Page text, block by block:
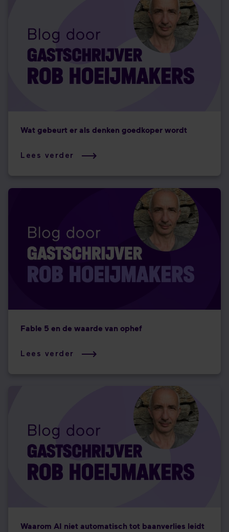
Wat gebeurt er als denken goedkoper wordt
Lees verder
Fable 5 en de waarde van ophef
Lees verder
Waarom AI niet automatisch tot baanverlies leidt